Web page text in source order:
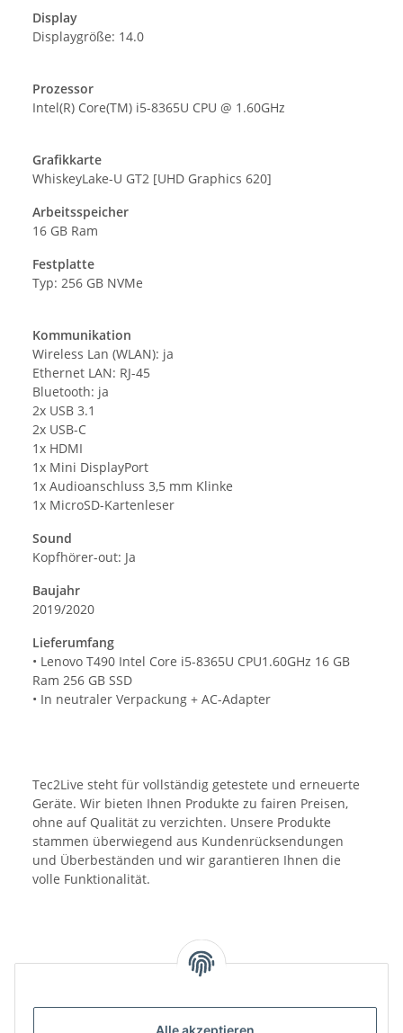
Alle akzeptieren
Display
Displaygröße: 14.0
Prozessor
Intel(R) Core(TM) i5-8365U CPU @ 1.60GHz
Grafikkarte
WhiskeyLake-U GT2 [UHD Graphics 620]
Arbeitsspeicher
16 GB Ram
Festplatte
Typ: 256 GB NVMe
Kommunikation
Wireless Lan (WLAN): ja
Ethernet LAN: RJ-45
Bluetooth: ja
2x USB 3.1
2x USB-C
1x HDMI
1x Mini DisplayPort
1x Audioanschluss 3,5 mm Klinke
1x MicroSD-Kartenleser
Sound
Kopfhörer-out: Ja
Baujahr
2019/2020
Lieferumfang
• Lenovo T490 Intel Core i5-8365U CPU1.60GHz 16 GB
Ram 256 GB SSD
• In neutraler Verpackung + AC-Adapter
Tec2Live steht für vollständig getestete und erneuerte
Geräte. Wir bieten Ihnen Produkte zu fairen Preisen,
ohne auf Qualität zu verzichten. Unsere Produkte
stammen überwiegend aus Kundenrücksendungen
und Überbeständen und wir garantieren Ihnen die
volle Funktionalität.